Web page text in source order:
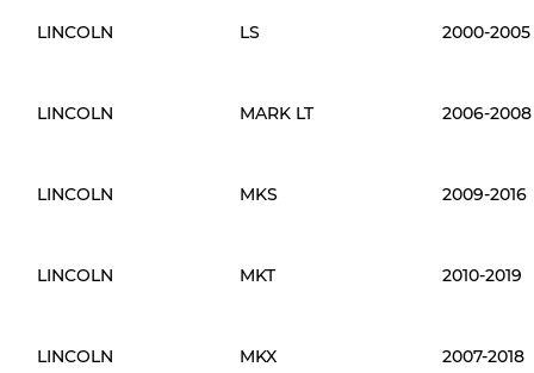
LINCOLN LS 2000-2005
LINCOLN MARK LT 2006-2008
LINCOLN MKS 2009-2016
LINCOLN MKT 2010-2019
LINCOLN MKX 2007-2018